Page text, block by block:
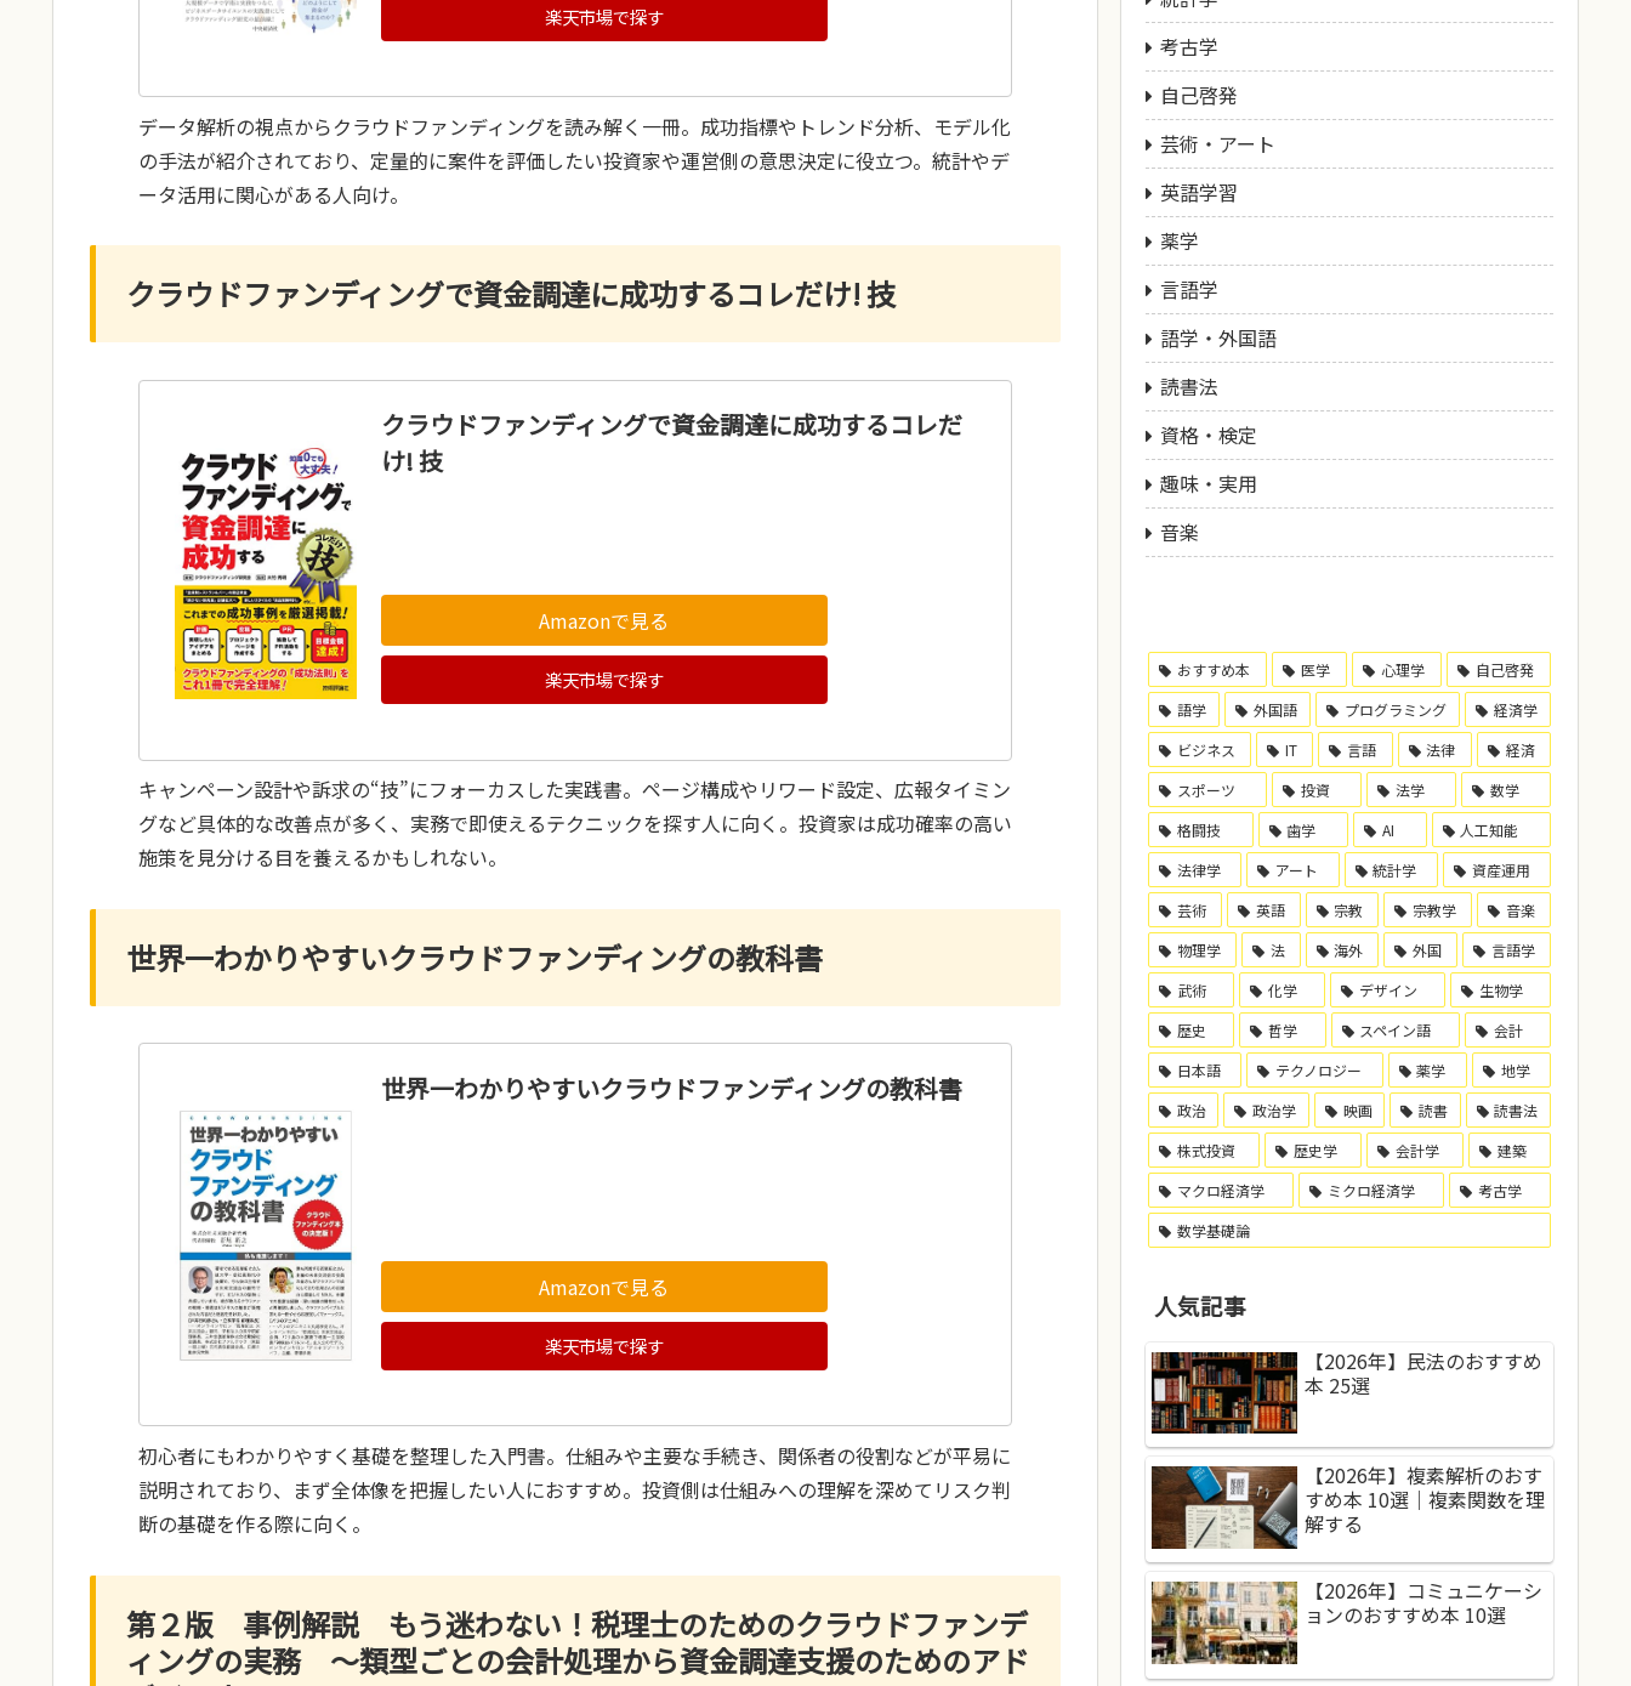
楽天市場で探す
データ解析の視点からクラウドファンディングを読み解く一冊。成功指標やトレンド分析、モデル化
の手法が紹介されており、定量的に案件を評価したい投資家や運営側の意思決定に役立つ。統計やデ
ータ活用に関心がある人向け。
クラウドファンディングで資金調達に成功するコレだけ! 技
クラウドファンディングで資金調達に成功するコレだ
け! 技
Amazonで見る
楽天市場で探す
キャンペーン設計や訴求の“技”にフォーカスした実践書。ページ構成やリワード設定、広報タイミン
グなど具体的な改善点が多く、実務で即使えるテクニックを探す人に向く。投資家は成功確率の高い
施策を見分ける目を養えるかもしれない。
世界一わかりやすいクラウドファンディングの教科書
世界一わかりやすいクラウドファンディングの教科書
Amazonで見る
楽天市場で探す
初心者にもわかりやすく基礎を整理した入門書。仕組みや主要な手続き、関係者の役割などが平易に
説明されており、まず全体像を把握したい人におすすめ。投資側は仕組みへの理解を深めてリスク判
断の基礎を作る際に向く。
第２版 事例解説 もう迷わない！税理士のためのクラウドファンデ
ィングの実務 ～類型ごとの会計処理から資金調達支援のためのアド
考古学
自己啓発
芸術・アート
英語学習
薬学
言語学
語学・外国語
読書法
資格・検定
趣味・実用
音楽
おすすめ本 医学 心理学
自己啓発
語学
外国語 プログラミング
経済学
ビジネス
IT 言語 法律
経済
スポーツ
投資 法学
数学
格闘技
歯学 AI
人工知能
法律学
アート 統計学
資産運用
芸術
英語 宗教 宗教学
音楽
物理学
法 海外 外国
言語学
武術
化学 デザイン
生物学
歴史
哲学 スペイン語
会計
日本語
テクノロジー 薬学
地学
政治
政治学 映画 読書
読書法
株式投資
歴史学 会計学
建築
マクロ経済学
ミクロ経済学
考古学
数学基礎論
人気記事
【2026年】民法のおすすめ
本 25選
【2026年】複素解析のおす
すめ本 10選｜複素関数を理
解する
【2026年】コミュニケーシ
ョンのおすすめ本 10選